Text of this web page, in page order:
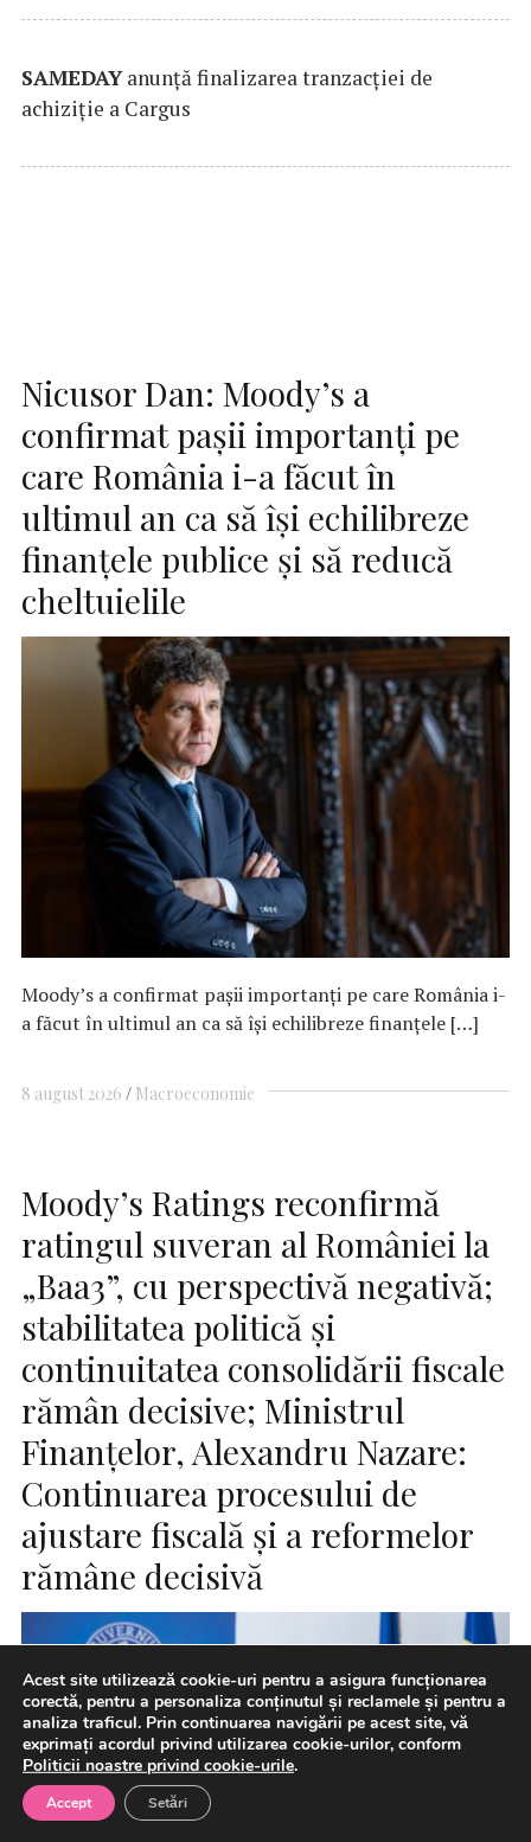
SAMEDAYanunță finalizarea tranzacției de
achiziție a Cargus
Nicusor Dan: Moody’s a
confirmat pașii importanți pe
care România i-a făcut în
ultimul an ca să își echilibreze
finanțele publice și să reducă
cheltuielile
Moody’s a confirmat pașii importanți pe care România i-
a făcut în ultimul an ca să își echilibreze finanțele […]
8 august 2026 Macroeconomie
Moody’s Ratings reconfirmă
ratingul suveran al României la
„Baa3”, cu perspectivă negativă;
stabilitatea politică și
continuitatea consolidării fiscale
rămân decisive; Ministrul
Finanțelor, Alexandru Nazare:
Continuarea procesului de
ajustare fiscală și a reformelor
rămâne decisivă
Acest site utilizează cookie-uri pentru a asigura funcționarea
corectă, pentru a personaliza conținutul și reclamele și pentru a
analiza traficul. Prin continuarea navigării pe acest site, vă
exprimați acordul privind utilizarea cookie-urilor, conform
Politicii noastre privind cookie-urile.
Accept Setări